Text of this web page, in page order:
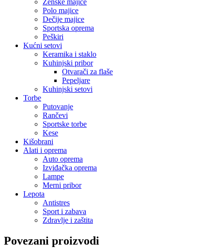
Ženske majice
Polo majice
Dečije majice
Sportska oprema
Peškiri
Kućni setovi
Keramika i staklo
Kuhinjski pribor
Otvarači za flaše
Pepeljare
Kuhinjski setovi
Torbe
Putovanje
Rančevi
Sportske torbe
Kese
Kišobrani
Alati i oprema
Auto oprema
Izviđačka oprema
Lampe
Merni pribor
Lepota
Antistres
Sport i zabava
Zdravlje i zaštita
Povezani proizvodi